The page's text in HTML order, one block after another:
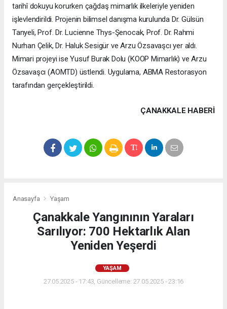
tarihî dokuyu korurken çağdaş mimarlık ilkeleriyle yeniden
işlevlendirildi. Projenin bilimsel danışma kurulunda Dr. Gülsün
Tanyeli, Prof. Dr. Lucienne Thys-Şenocak, Prof. Dr. Rahmi
Nurhan Çelik, Dr. Haluk Sesigür ve Arzu Özsavaşcı yer aldı.
Mimari projeyi ise Yusuf Burak Dolu (KOOP Mimarlık) ve Arzu
Özsavaşcı (AOMTD) üstlendi. Uygulama, ABMA Restorasyon
tarafından gerçekleştirildi.
ÇANAKKALE HABERİ
Anasayfa Yaşam
Çanakkale Yangınının Yaraları
Sarılıyor: 700 Hektarlık Alan
Yeniden Yeşerdi
YAŞAM
27.05.2025 - 17:43, Güncelleme: 27.05.2025 - 23:16